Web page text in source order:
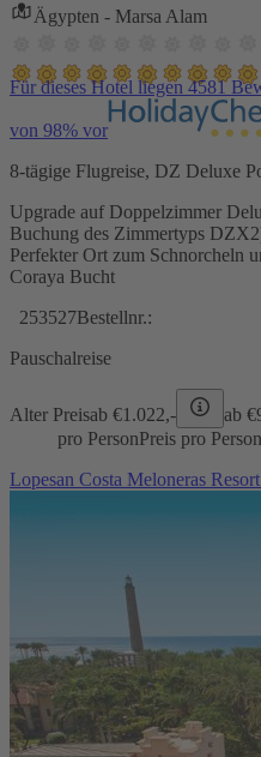
Ägypten - Marsa Alam
Für dieses Hotel liegen 4581
von 98% vor
8-tägige Flugreise, DZ Deluxe
Upgrade auf Doppelzimmer
Buchung des Zimmertyps
Perfekter Ort zum Schnorcheln
Coraya Bucht
253527Bestellnr.:
Pauschalreise
Alter Preisab €1.022,- ab €
pro PersonPreis pro Person
Lopesan Costa Meloneras